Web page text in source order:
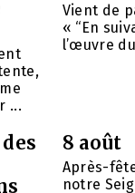
...
Vient de
« “En
l’œuvre
8 août
Après-
notre